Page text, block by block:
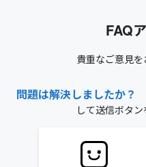
FAQ
貴重なご意見を
問題は解決しましたか？
して送信ボタン